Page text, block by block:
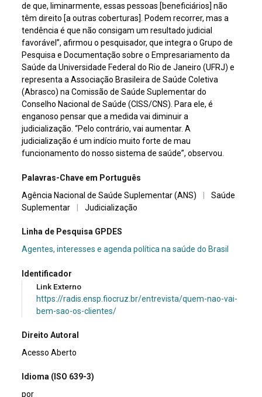
de que, liminarmente, essas pessoas [beneficiários] não
têm direito [a outras coberturas]. Podem recorrer, mas a
tendência é que não consigam um resultado judicial
favorável”, afirmou o pesquisador, que integra o Grupo de
Pesquisa e Documentação sobre o Empresariamento da
Saúde da Universidade Federal do Rio de Janeiro (UFRJ) e
representa a Associação Brasileira de Saúde Coletiva
(Abrasco) na Comissão de Saúde Suplementar do
Conselho Nacional de Saúde (CISS/CNS). Para ele, é
enganoso pensar que a medida vai diminuir a
judicialização. “Pelo contrário, vai aumentar. A
judicialização é um indício muito forte de mau
funcionamento do nosso sistema de saúde”, observou.
Palavras-Chave em Português
Agência Nacional de Saúde Suplementar (ANS)
Saúde
Suplementar
Judicialização
Linha de Pesquisa GPDES
Agentes, interesses e agenda política na saúde do Brasil
Identificador
Link Externo
https://radis.ensp.fiocruz.br/entrevista/quem-nao-vai-
bem-sao-os-clientes/
Direito Autoral
Acesso Aberto
Idioma (ISO 639-3)
por